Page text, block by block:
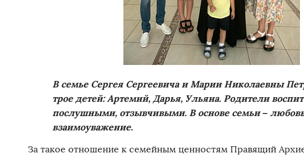
В семье Сергея Сергеевича и Марии Николаевны
трое детей: Артемий, Дарья, Ульяна. Родители
послушными, отзывчивыми. В основе семьи –
взаимоуважение.
За такое отношение к семейным ценностям Правящий